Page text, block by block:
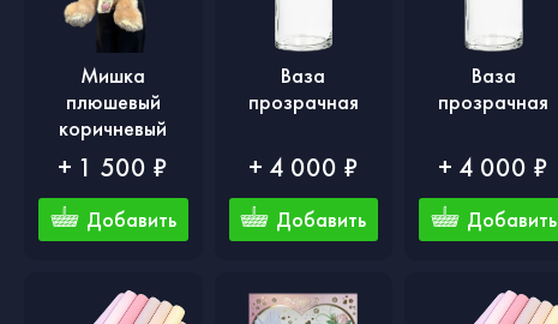
Мишка
плюшевый
коричневый
+ 1 500 ₽
Добавить
Ваза
прозрачная
+ 4 000 ₽
Добавить
Ваза
прозрачная
+ 4 000 ₽
Добавить